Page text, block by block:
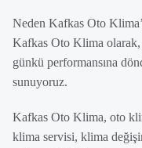
Neden Kafkas Oto
Kafkas Oto Klima olarak,
günkü performansına
sunuyoruz.
Kafkas Oto Klima, oto
klima servisi, klima